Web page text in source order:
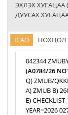
ЭХЛЭХ ХУГАЦАА
ДУУСАХ ХУГАЦАА
ICAO НӨХЦӨЛ
042344
(A0784/26
Q) ZMUB/
A) ZMUB B)
E) CHECKLIST
YEAR=2026